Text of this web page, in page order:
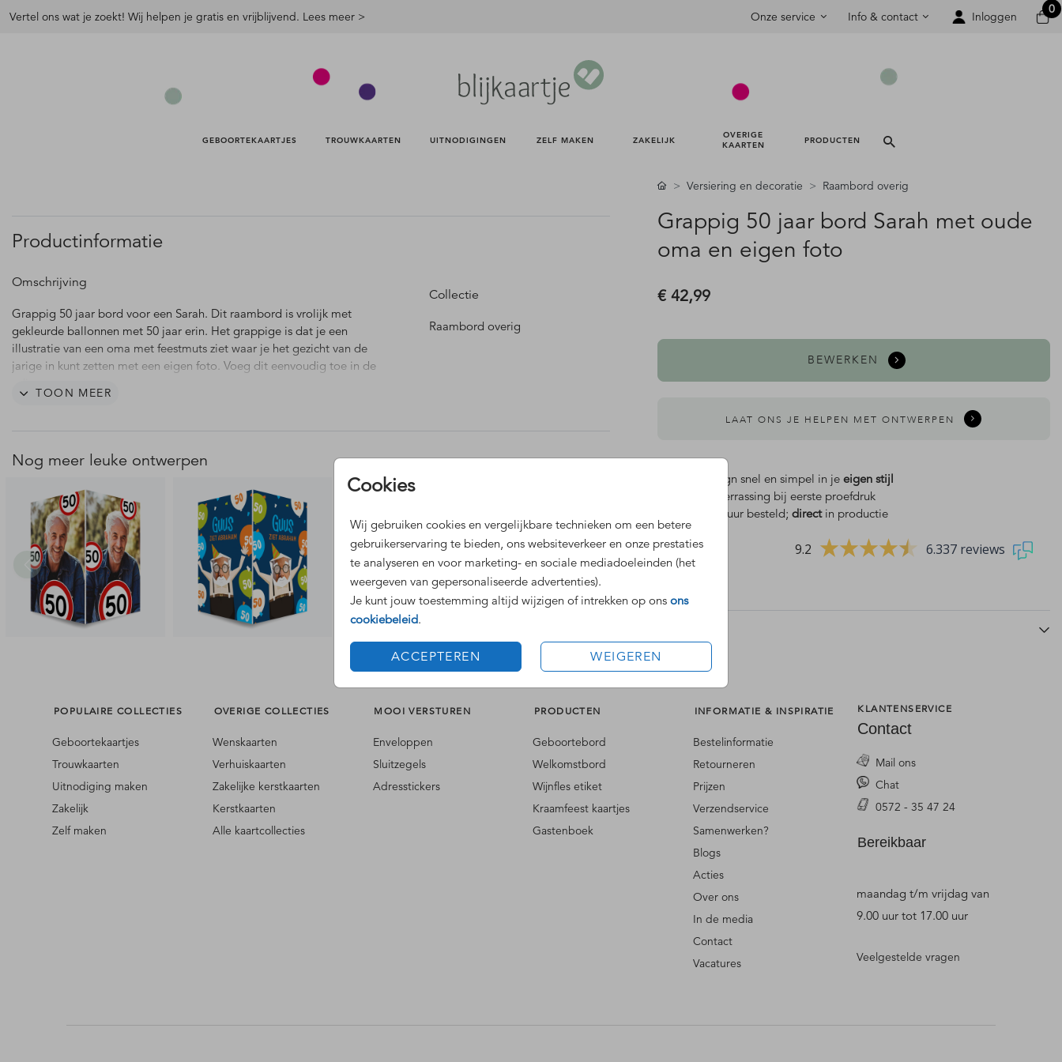
Vertel ons wat je zoekt! Wij helpen je gratis en vrijblijvend. Lees meer > Onze service Info & contact Inloggen
0
GEBOORTEKAARTJES TROUWKAARTEN UITNODIGINGEN ZELF MAKEN ZAKELIJK
OVERIGE
KAARTEN
PRODUCTEN
Cookies
Wij gebruiken cookies en vergelijkbare technieken om een betere
gebruikerservaring te bieden, ons websiteverkeer en onze prestaties
te analyseren en voor marketing- en sociale mediadoeleinden (het
weergeven van gepersonaliseerde advertenties).
Je kunt jouw toestemming altijd wijzigen of intrekken op ons ons
cookiebeleid.
ACCEPTEREN WEIGEREN
Productinformatie
Omschrijving
Grappig 50 jaar bord voor een Sarah. Dit raambord is vrolijk met
gekleurde ballonnen met 50 jaar erin. Het grappige is dat je een
illustratie van een oma met feestmuts ziet waar je het gezicht van de
jarige in kunt zetten met een eigen foto. Voeg dit eenvoudig toe in de
Let op: Het raambord wordt als groot pakket verzonden en binnen vijf
tot acht werkdagen geproduceerd en aan de bezorgdienst
overgedragen. Indien je een gecombineerde bestelling hebt met
kaarten en een raambord dan worden deze los van elkaar geleverd.
TOON MEER
Collectie
Raambord overig
Nog meer leuke ontwerpen
Versiering en decoratie Raambord overig
Grappig 50 jaar bord Sarah met oude
oma en eigen foto
€ 42,99
BEWERKEN
LAAT ONS JE HELPEN MET ONTWERPEN
Dit design snel en simpel in je eigen stijl
verrassing bij eerste proefdruk
Voor 18 uur besteld; directin productie
9.2 6.337 reviews
POPULAIRE COLLECTIES
Geboortekaartjes
Trouwkaarten
Uitnodiging maken
Zakelijk
Zelf maken
OVERIGE COLLECTIES
Wenskaarten
Verhuiskaarten
Zakelijke kerstkaarten
Kerstkaarten
Alle kaartcollecties
MOOI VERSTUREN
Enveloppen
Sluitzegels
Adresstickers
PRODUCTEN
Geboortebord
Welkomstbord
Wijnfles etiket
Kraamfeest kaartjes
Gastenboek
INFORMATIE & INSPIRATIE
Bestelinformatie
Retourneren
Prijzen
Verzendservice
Samenwerken?
Blogs
Acties
Over ons
In de media
Contact
Vacatures
KLANTENSERVICE
Contact
Mail ons
Chat
0572 - 35 47 24
Bereikbaar
maandag t/m vrijdag van
9.00 uur tot 17.00 uur
Veelgestelde vragen